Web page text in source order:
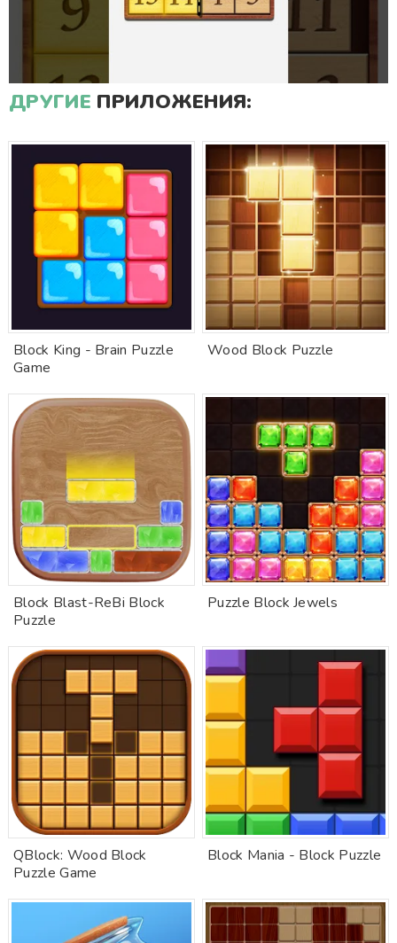
ДРУГИЕ ПРИЛОЖЕНИЯ:
Block King - Brain Puzzle
Game
Wood Block Puzzle
Block Blast-ReBi Block
Puzzle
Puzzle Block Jewels
QBlock: Wood Block
Puzzle Game
Block Mania - Block Puzzle